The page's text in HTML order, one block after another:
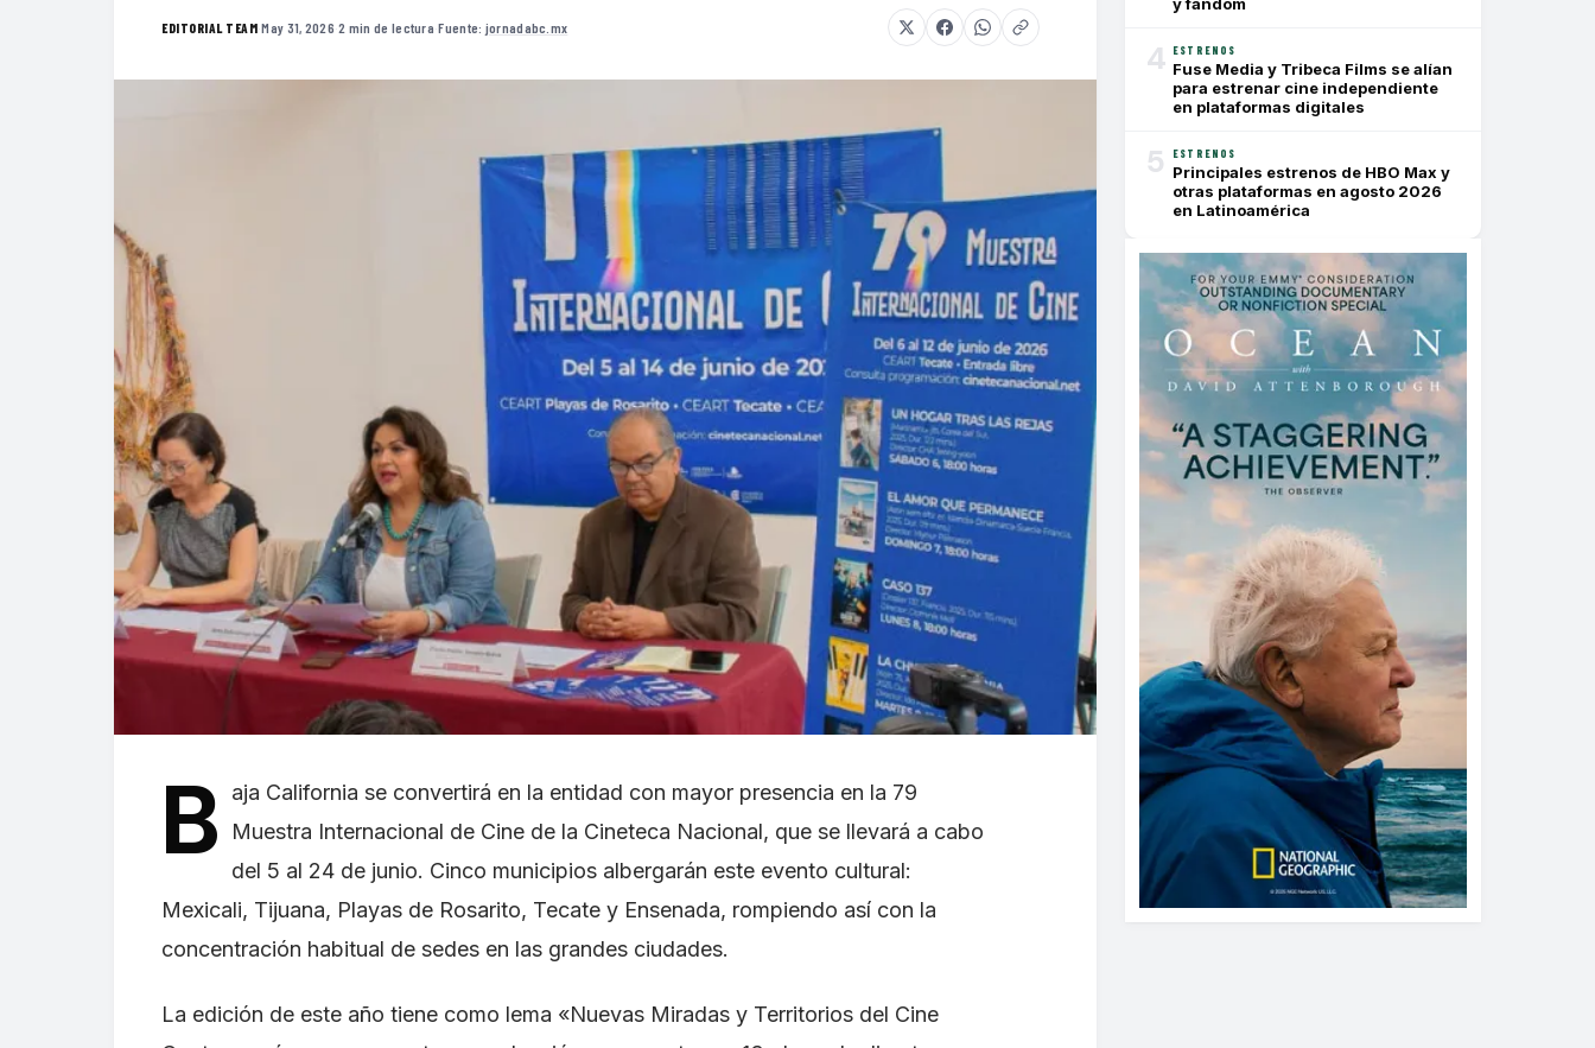
EDITORIAL TEAM·May 31, 2026·2 min de lectura·Fuente: jornadabc.mx
B
aja California se convertirá en la entidad con mayor presencia en la 79
Muestra Internacional de Cine de la Cineteca Nacional, que se llevará a cabo
del 5 al 24 de junio. Cinco municipios albergarán este evento cultural:
Mexicali, Tijuana, Playas de Rosarito, Tecate y Ensenada, rompiendo así con la
concentración habitual de sedes en las grandes ciudades.
La edición de este año tiene como lema «Nuevas Miradas y Territorios del Cine
4 ESTRENOS
Fuse Media y Tribeca Films se alían
para estrenar cine independiente
en plataformas digitales
5 ESTRENOS
Principales estrenos de HBO Max y
otras plataformas en agosto 2026
en Latinoamérica